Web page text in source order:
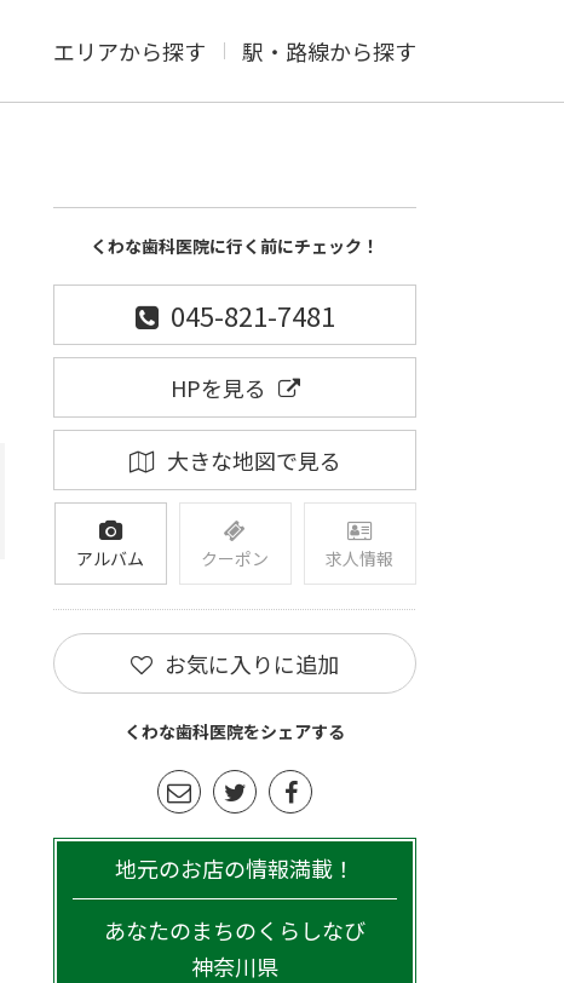
エリアから探す 駅・路線から探す
くわな歯科医院に行く前にチェック！
045-821-7481
HPを見る
大きな地図で見る
アルバム クーポン 求人情報
お気に入りに追加
くわな歯科医院をシェアする
地元のお店の情報満載！
あなたのまちのくらしなび
神奈川県